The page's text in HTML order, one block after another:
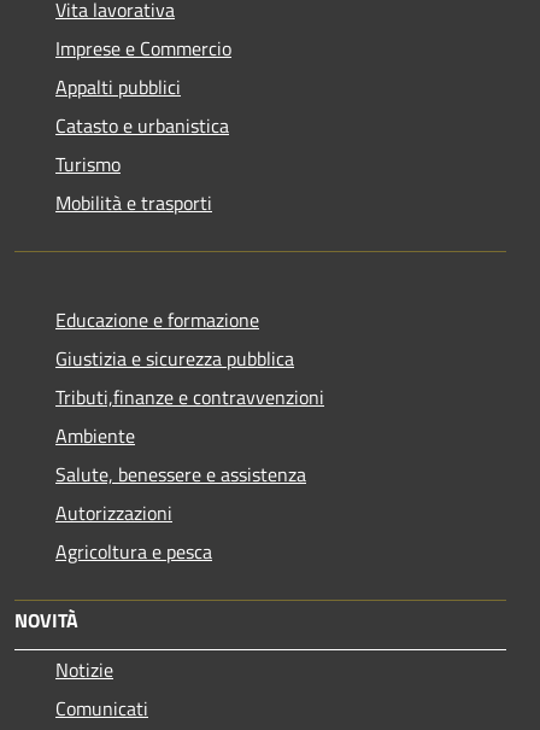
Vita lavorativa
Imprese e Commercio
Appalti pubblici
Catasto e urbanistica
Turismo
Mobilità e trasporti
Educazione e formazione
Giustizia e sicurezza pubblica
Tributi,finanze e contravvenzioni
Ambiente
Salute, benessere e assistenza
Autorizzazioni
Agricoltura e pesca
NOVITÀ
Notizie
Comunicati